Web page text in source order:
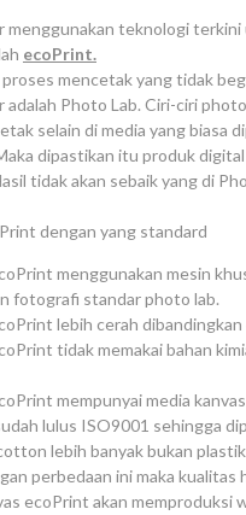
menggunakan teknologi
ecoPrint.
mencetak yang tidak
adalah Photo Lab. Ciri-ciri
selain di media yang biasa
dipastikan itu produk
tidak akan sebaik yang di
dengan yang standard
menggunakan mesin
fotografi standar photo lab.
lebih cerah
tidak memakai bahan
mempunyai media
lulus ISO9001 sehingga
lebih banyak bukan
perbedaan ini maka
ecoPrint akan memproduksi